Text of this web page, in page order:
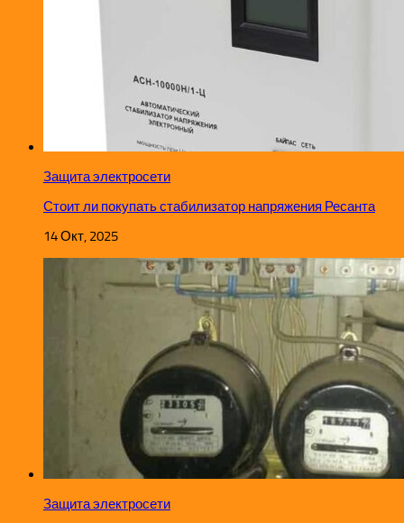
Защита электросети
Стоит ли покупать стабилизатор напряжения Ресанта
14 Окт, 2025
Защита электросети